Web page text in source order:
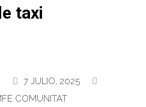
taxi
7 JULIO, 2025
COMUNITAT